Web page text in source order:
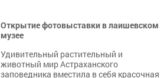
Открытие фотовыставки в лаишевском
музее
Удивительный растительный и
животный мир Астраханского
заповедника вместила в себя красочная